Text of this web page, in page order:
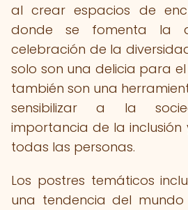
al crear espacios de
donde se fomenta la
celebración de la
solo son una delicia para
también son una
sensibilizar a la
importancia de la inclusión
todas las personas.
Los postres temáticos
una tendencia del